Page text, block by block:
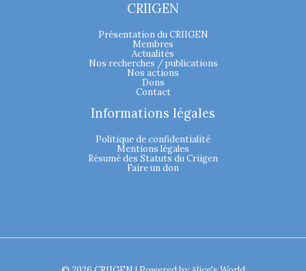
CRIIGEN
Présentation du CRIIGEN
Membres
Actualités
Nos recherches / publications
Nos actions
Dons
Contact
Informations légales
Politique de confidentialité
Mentions légales
Résumé des Statuts du Criigen
Faire un don